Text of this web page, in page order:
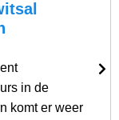
in de
komt er weer